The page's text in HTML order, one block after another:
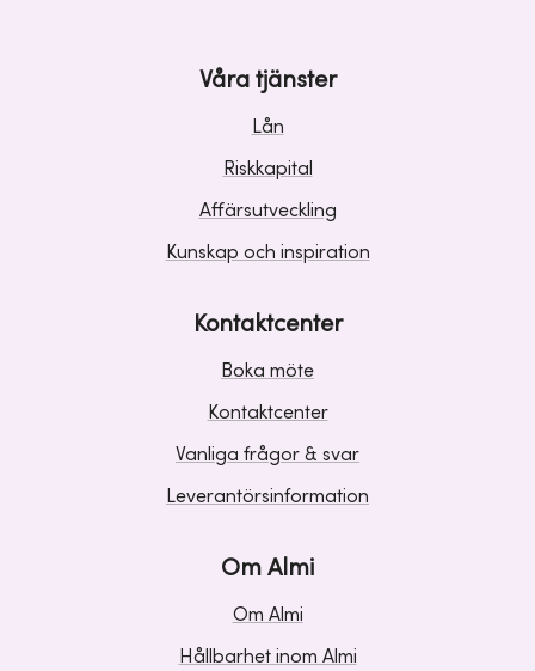
Våra tjänster
Lån
Riskkapital
Affärsutveckling
Kunskap och inspiration
Kontaktcenter
Boka möte
Kontaktcenter
Vanliga frågor & svar
Leverantörsinformation
Om Almi
Om Almi
Hållbarhet inom Almi